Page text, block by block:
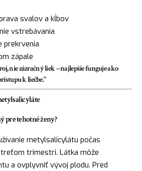
svalov a kĺbov
vstrebávania
prekrvenia
zápale
nie zázračný liek – najlepšie funguje ako
k liečbe."
pre tehotné ženy?
metylsalicylátu počas
trimestri. Látka môže
a ovplyvniť vývoj plodu. Pred